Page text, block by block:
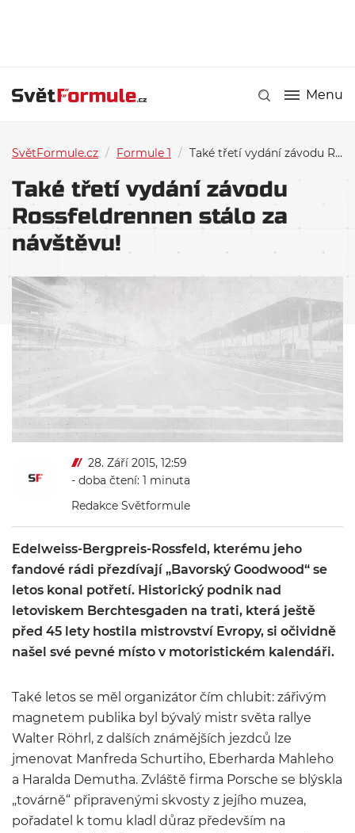
Menu
SvětFormule.cz / Formule 1 / Také třetí vydání závodu Rossfeldrennen stálo za návštěvu!
Také třetí vydání závodu
Rossfeldrennen stálo za
návštěvu!
28. Září 2015, 12:59
- doba čtení: 1 minuta
Redakce Světformule
Edelweiss-Bergpreis-Rossfeld, kterému jeho
fandové rádi přezdívají „Bavorský Goodwood“ se
letos konal potřetí. Historický podnik nad
letoviskem Berchtesgaden na trati, která ještě
před 45 lety hostila mistrovství Evropy, si očividně
našel své pevné místo v motoristickém kalendáři.
Také letos se měl organizátor čím chlubit: zářivým
magnetem publika byl bývalý mistr světa rallye
Walter Röhrl, z dalších známějších jezdců lze
jmenovat Manfreda Schurtiho, Eberharda Mahleho
a Haralda Demutha. Zvláště firma Porsche se blýskla
„továrně“ připravenými skvosty z jejího muzea,
pořadatel k tomu kladl důraz především na